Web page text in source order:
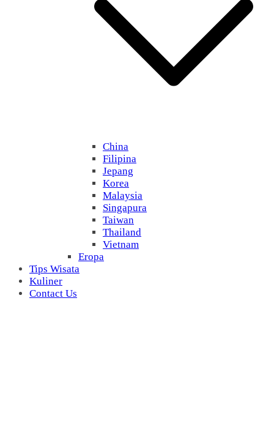
China
Filipina
Jepang
Korea
Malaysia
Singapura
Taiwan
Thailand
Vietnam
Eropa
Tips Wisata
Kuliner
Contact Us